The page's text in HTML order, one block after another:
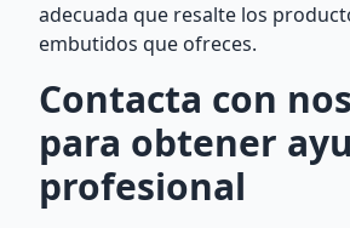
adecuada que resalte los
embutidos que ofreces.
Contacta con
para obtener
profesional